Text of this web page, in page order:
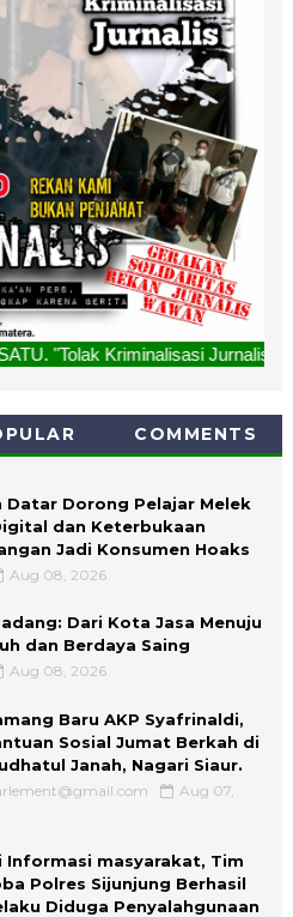
Jurnalis, Rekan Kami
COMMENTS
Datar Dorong Pelajar Melek
dan Keterbukaan
Jadi Konsumen Hoaks
Aug 08, 2026
Dari Kota Jasa Menuju
dan Berdaya Saing
Aug 08, 2026
Baru AKP Syafrinaldi,
Sosial Jumat Berkah di
Janah, Nagari Siaur.
Aug 07,
Informasi masyarakat, Tim
Polres Sijunjung Berhasil
Diduga Penyalahgunaan